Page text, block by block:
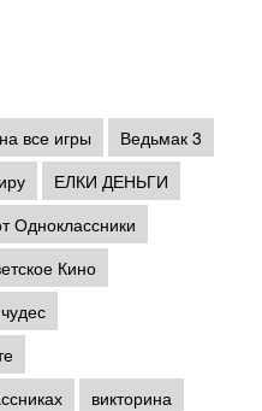
все игры
Ведьмак 3
ЕЛКИ ДЕНЬГИ
Одноклассники
Кино
викторина